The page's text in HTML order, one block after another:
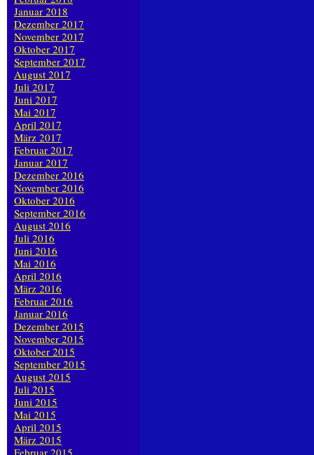
Januar 2018
Dezember 2017
November 2017
Oktober 2017
September 2017
August 2017
Juli 2017
Juni 2017
Mai 2017
April 2017
März 2017
Februar 2017
Januar 2017
Dezember 2016
November 2016
Oktober 2016
September 2016
August 2016
Juli 2016
Juni 2016
Mai 2016
April 2016
März 2016
Februar 2016
Januar 2016
Dezember 2015
November 2015
Oktober 2015
September 2015
August 2015
Juli 2015
Juni 2015
Mai 2015
April 2015
März 2015
Februar 2015